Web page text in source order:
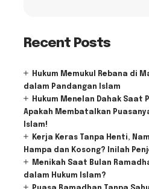
Recent Posts
Hukum Memukul Rebana di
dalam Pandangan Islam
Hukum Menelan Dahak Saat
Apakah Membatalkan
Islam!
Kerja Keras Tanpa Henti,
Hampa dan Kosong? Inilah
Menikah Saat Bulan
dalam Hukum Islam?